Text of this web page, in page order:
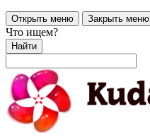
Открыть меню Закрыть меню
Что ищем?
Найти